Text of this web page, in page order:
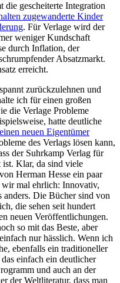
die gescheiterte Integration
zugewanderte Kinder
. Für Verlage wird der
weniger Kundschaft
durch Inflation, der
Absatzmarkt.
erreicht.
zurückzulehnen und
ich für einen großen
die Verlage Probleme
hatte deutliche
einen neuen Eigentümer
des Verlags lösen kann,
der Suhrkamp Verlag für
ist. Klar, da sind viele
Herman Hesse ein paar
mal ehrlich: Innovativ,
anders. Die Bücher sind von
die sehen seit hundert
neuen Veröffentlichungen.
so mit das Beste, aber
nur hässlich. Wenn ich
ebenfalls ein traditioneller
einfach ein deutlicher
und auch an der
der Weltliteratur, dass man